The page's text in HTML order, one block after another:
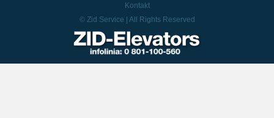
Kontakt
© Zid Service | All Rights Reserved